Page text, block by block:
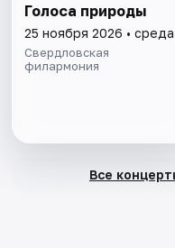
Голоса природы
25 ноября 2026 • среда
Свердловская
филармония
Все